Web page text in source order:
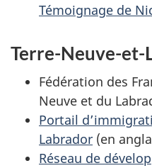
Témoignage de
Terre-Neuve-et-
Fédération des
Neuve et du
Portail
Labrador (en
Réseau de